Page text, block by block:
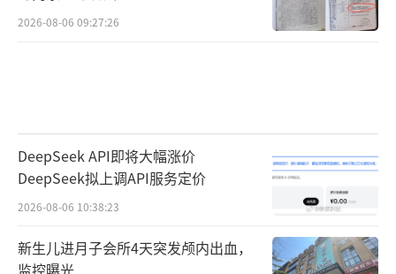
2026-08-06 09:27:26
DeepSeek API即将大幅涨价
DeepSeek拟上调API服务定价
2026-08-06 10:38:23
新生儿进月子会所4天突发颅内出血，